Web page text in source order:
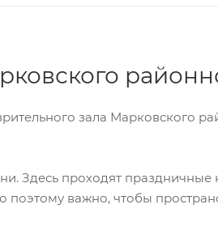
зала Марковского
Здесь проходят праздничные
важно, чтобы